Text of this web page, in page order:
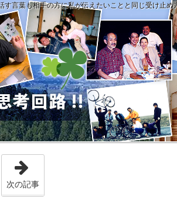
言葉も相手の方に私が伝えたいことと同じ受け止
「もしこうなったらどうしよう・・・」と思
次の記事